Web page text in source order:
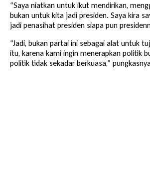
“Saya niatkan untuk ikut mendirikan,
bukan untuk kita jadi presiden. Saya kira
jadi penasihat presiden siapa pun
“Jadi, bukan partai ini sebagai alat untuk
itu, karena kami ingin menerapkan politik
politik tidak sekadar berkuasa,”